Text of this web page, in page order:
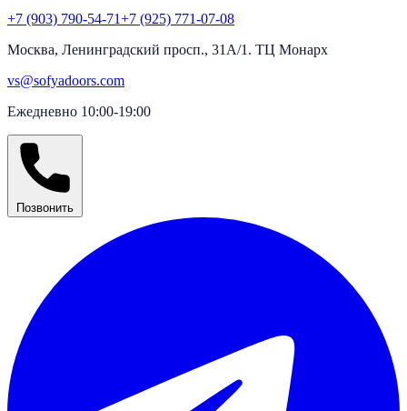
+7 (903) 790-54-71+7 (925) 771-07-08
Москва, Ленинградский просп., 31А/1. ТЦ Монарх
vs@sofyadoors.com
Ежедневно 10:00-19:00
Позвонить